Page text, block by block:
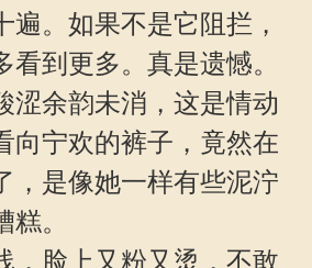
遍。如果不是它阻拦，
看到更多。真是遗憾。
余韵未消，这是情动
向宁欢的裤子，竟然在
，是像她一样有些泥泞
。
脸上又粉又烫，不敢